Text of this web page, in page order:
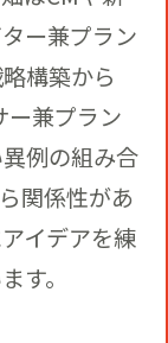
ー兼プラン
構築から
ー兼プラン
例の組み合
関係性があ
イデアを練
す。